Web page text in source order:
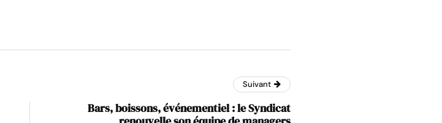
Suivant
Bars, boissons, événementiel : le Syndicat